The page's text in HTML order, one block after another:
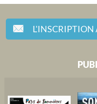
L'INSCRIPTION